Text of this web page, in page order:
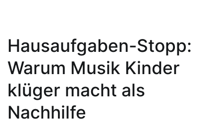
Hausaufgaben-Stopp:
Warum Musik Kinder
klüger macht als
Nachhilfe